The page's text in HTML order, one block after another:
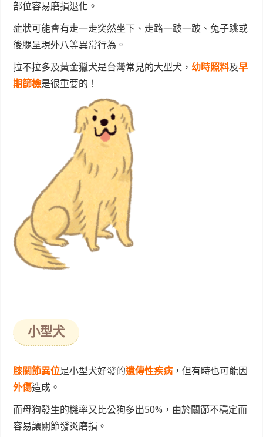
部位容易磨損退化。
症狀可能會有走一走突然坐下、走路一跛一跛、兔子跳或
後腿呈現外八等異常行為。
拉不拉多及黃金獵犬是台灣常見的大型犬，幼時照料及早
期篩檢是很重要的！
小型犬
膝關節異位是小型犬好發的遺傳性疾病 ，但有時也可能因
外傷造成。
而母狗發生的機率又比公狗多出50%，由於關節不穩定而
容易讓關節發炎磨損。